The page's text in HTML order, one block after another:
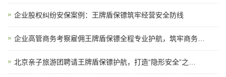
企业股权纠纷安保案例：王牌盾保镖筑牢经营安全防线
企业高管商务考察雇佣王牌盾保镖全程专业护航，筑牢商务…
北京亲子旅游团聘请王牌盾保镖护航，打造“隐形安全”之…